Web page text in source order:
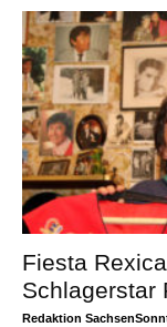
Fiesta
Schlagerstar
Redaktion